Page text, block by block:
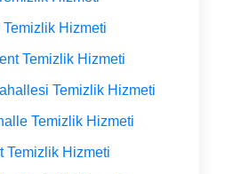
Temizlik Hizmeti
Temizlik Hizmeti
Temizlik Hizmeti
Temizlik Hizmeti
Temizlik Hizmeti